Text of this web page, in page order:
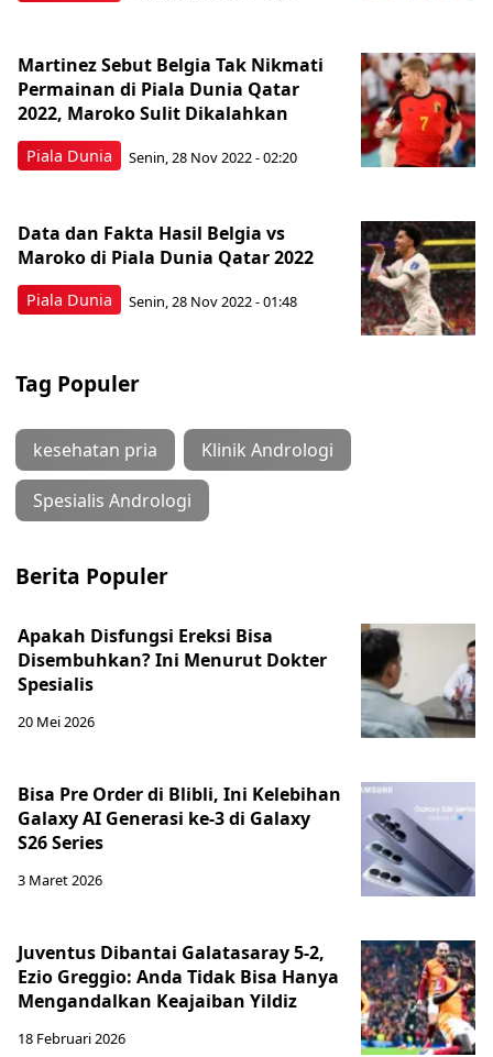
Piala Dunia
Martinez Sebut Belgia Tak Nikmati
Permainan di Piala Dunia Qatar
2022, Maroko Sulit Dikalahkan
Senin, 28 Nov 2022 - 02:20
Piala Dunia
Data dan Fakta Hasil Belgia vs
Maroko di Piala Dunia Qatar 2022
Senin, 28 Nov 2022 - 01:48
Tag Populer
kesehatan pria Klinik Andrologi
Spesialis Andrologi
Berita Populer
Apakah Disfungsi Ereksi Bisa
Disembuhkan? Ini Menurut Dokter
Spesialis
20 Mei 2026
Bisa Pre Order di Blibli, Ini Kelebihan
Galaxy AI Generasi ke-3 di Galaxy
S26 Series
3 Maret 2026
Juventus Dibantai Galatasaray 5-2,
Ezio Greggio: Anda Tidak Bisa Hanya
Mengandalkan Keajaiban Yildiz
18 Februari 2026